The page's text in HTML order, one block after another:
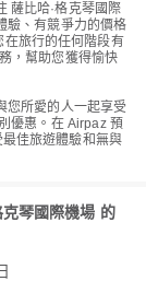
薩比哈·格克琴國際
驗、有競爭力的價格
旅行的任何階段有
，幫助您獲得愉快
您所愛的人一起享受
優惠。在 Airpaz 預
佳旅遊體驗和無與
琴國際機場 的